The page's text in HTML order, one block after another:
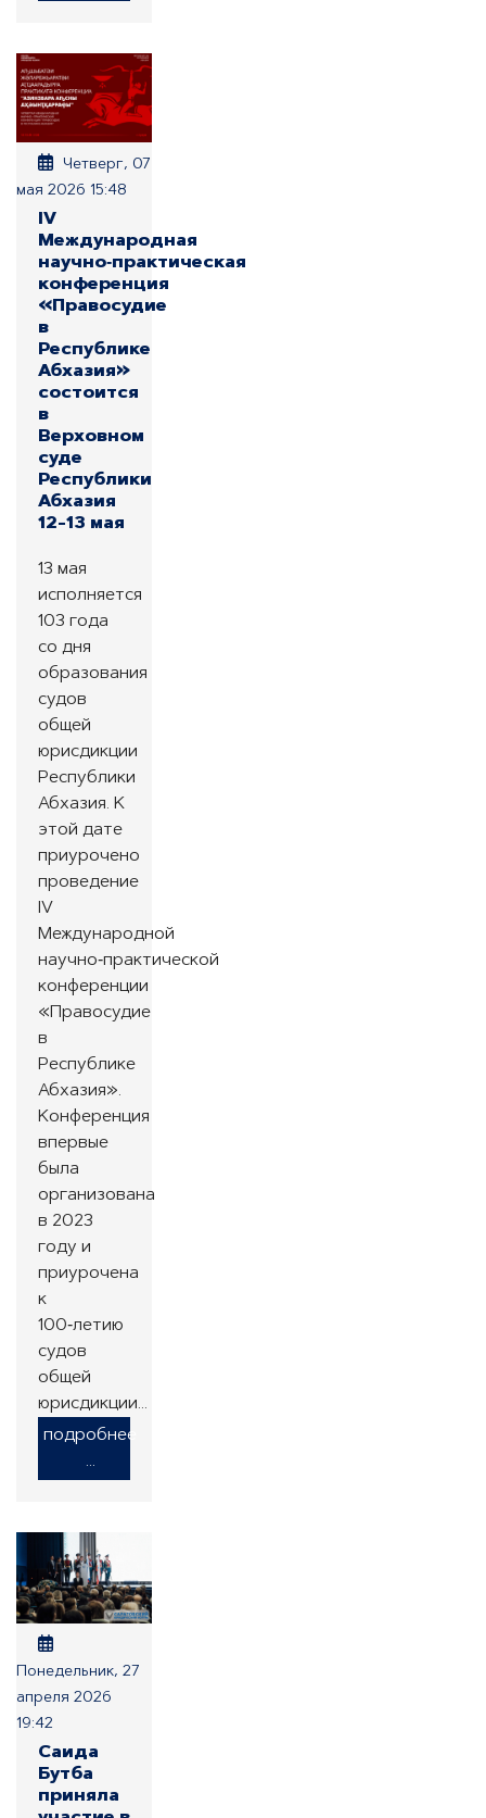
Четверг, 07
мая 2026 15:48
IV
Международная
научно‑практическая
конференция
«Правосудие
в
Республике
Абхазия»
состоится
в
Верховном
суде
Республики
Абхазия
12-13 мая
13 мая
исполняется
103 года
со дня
образования
судов
общей
юрисдикции
Республики
Абхазия. К
этой дате
приурочено
проведение
IV
Международной
научно‑практической
конференции
«Правосудие
в
Республике
Абхазия».
Конференция
впервые
была
организована
в 2023
году и
приурочена
к
100‑летию
судов
общей
юрисдикции…
подробнее
...
Понедельник, 27
апреля 2026
19:42
Саида
Бутба
приняла